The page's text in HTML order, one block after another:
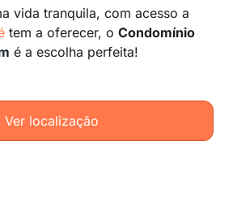
vida tranquila, com acesso a
tem a oferecer, o Condomínio
é a escolha perfeita!
Ver localização